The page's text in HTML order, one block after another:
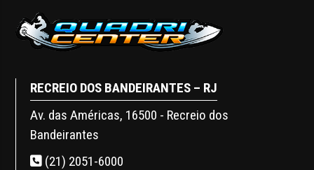
RECREIO DOS BANDEIRANTES – RJ
Av. das Américas, 16500 - Recreio dos
Bandeirantes
(21) 2051-6000